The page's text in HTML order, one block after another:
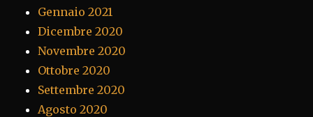
Gennaio 2021
Dicembre 2020
Novembre 2020
Ottobre 2020
Settembre 2020
Agosto 2020